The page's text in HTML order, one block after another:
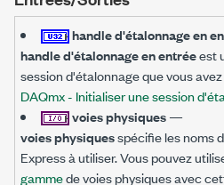
handle d'étalonnage en
handle d'étalonnage en entréeest
session d'étalonnage que vous
DAQmx - Initialiser une session
voies physiques—
voies physiquesspécifie les noms
Express à utiliser. Vous pouvez
gammede voies physiques avec